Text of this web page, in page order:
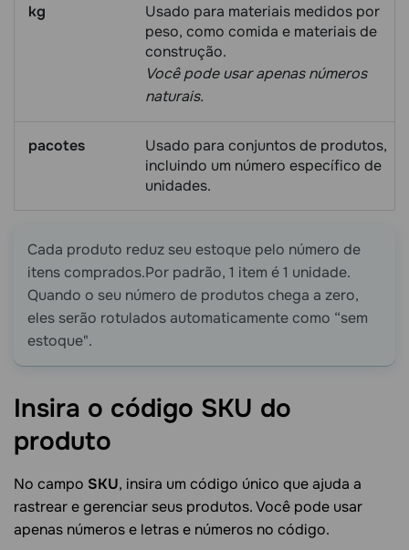
kg
Usado para materiais medidos por
peso, como comida e materiais de
construção.
Você pode usar apenas números
naturais.
pacotes
Usado para conjuntos de produtos,
incluindo um número específico de
unidades.
Cada produto reduz seu estoque pelo número de
itens comprados.Por padrão, 1 item é 1 unidade.
Quando o seu número de produtos chega a zero,
eles serão rotulados automaticamente como “sem
estoque".
Insira o código SKU do
produto
No campo SKU, insira um código único que ajuda a
rastrear e gerenciar seus produtos. Você pode usar
apenas números e letras e números no código.